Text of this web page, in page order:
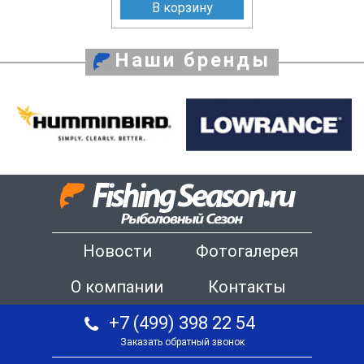
В корзину
Наши бренды
Новости
Фотогалерея
О компании
Контакты
+7 (499) 398 22 54
Заказать обратный звонок